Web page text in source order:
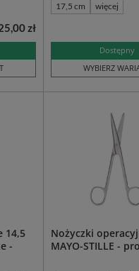
zł
17,5 cm
więcej
Dostępny
WYBIERZ
14,5
-
Nożyczki
MAYO-STILLE -